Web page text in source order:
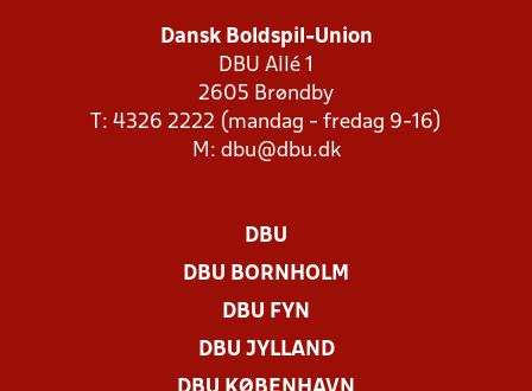
Dansk Boldspil-Union
DBU Allé 1
2605 Brøndby
T: 4326 2222 (mandag - fredag 9-16)
M: dbu@dbu.dk
DBU
DBU BORNHOLM
DBU FYN
DBU JYLLAND